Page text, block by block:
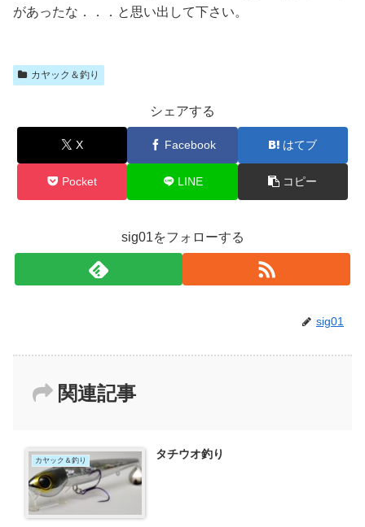
があったな．．．と思い出して下さい。
カヤック＆釣り
シェアする
X Facebook はてブ
Pocket LINE コピー
sig01をフォローする
sig01
関連記事
カヤック＆釣り タチウオ釣り